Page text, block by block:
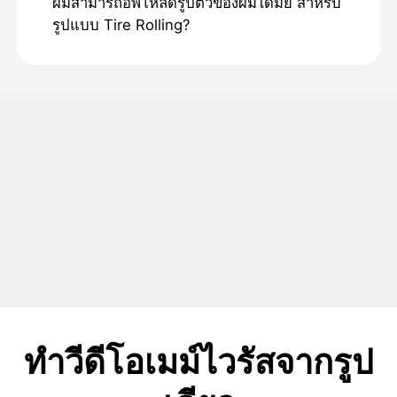
รูปแบบ Tire Rolling?
ทําวีดีโอเมม์ไวรัสจากรูป